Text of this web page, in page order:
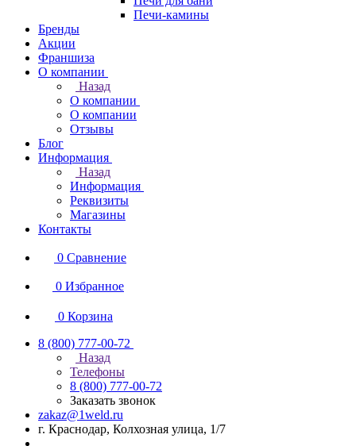
Печи-камины
Бренды
Акции
Франшиза
О компании
Назад
О компании
О компании
Отзывы
Блог
Информация
Назад
Информация
Реквизиты
Магазины
Контакты
0 Сравнение
0 Избранное
0 Корзина
8 (800) 777-00-72
Назад
Телефоны
8 (800) 777-00-72
Заказать звонок
zakaz@1weld.ru
г. Краснодар, Колхозная улица, 1/7